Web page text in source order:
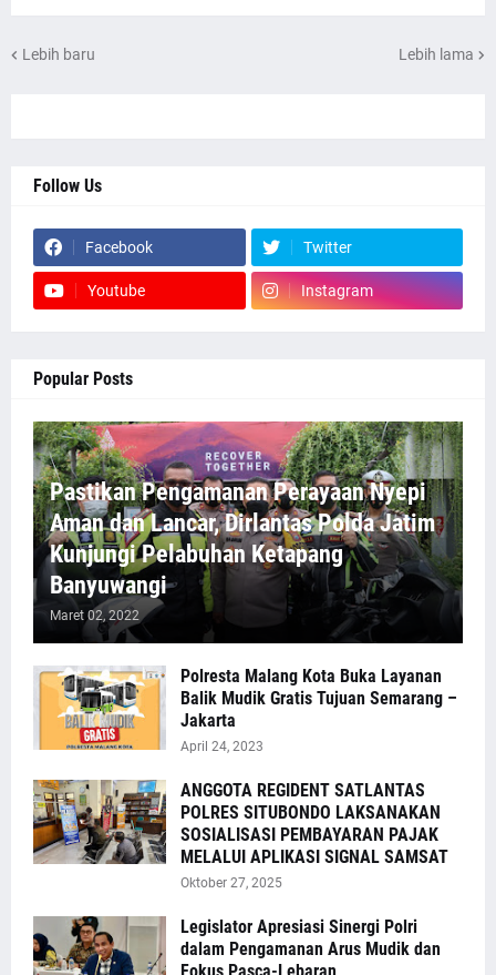
Lebih baru Lebih lama
Follow Us
Facebook Twitter
Youtube Instagram
Popular Posts
Pastikan Pengamanan Perayaan Nyepi
Aman dan Lancar, Dirlantas Polda Jatim
Kunjungi Pelabuhan Ketapang
Banyuwangi
Maret 02, 2022
Polresta Malang Kota Buka Layanan
Balik Mudik Gratis Tujuan Semarang –
Jakarta
April 24, 2023
ANGGOTA REGIDENT SATLANTAS
POLRES SITUBONDO LAKSANAKAN
SOSIALISASI PEMBAYARAN PAJAK
MELALUI APLIKASI SIGNAL SAMSAT
Oktober 27, 2025
Legislator Apresiasi Sinergi Polri
dalam Pengamanan Arus Mudik dan